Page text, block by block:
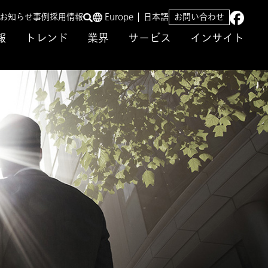
トレンド 業界 サービス インサイト
知らせ事例採用情報 Europe 日本語 お問い合わせ